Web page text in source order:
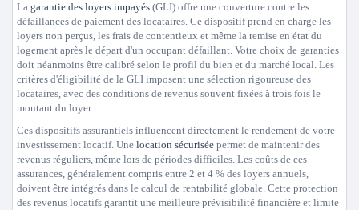
La garantie des loyers impayés (GLI) offre une couverture contre les
défaillances de paiement des locataires. Ce dispositif prend en charge les
loyers non perçus, les frais de contentieux et même la remise en état du
logement après le départ d'un occupant défaillant. Votre choix de garanties
doit néanmoins être calibré selon le profil du bien et du marché local. Les
critères d'éligibilité de la GLI imposent une sélection rigoureuse des
locataires, avec des conditions de revenus souvent fixées à trois fois le
montant du loyer.
Ces dispositifs assurantiels influencent directement le rendement de votre
investissement locatif. Une location sécurisée permet de maintenir des
revenus réguliers, même lors de périodes difficiles. Les coûts de ces
assurances, généralement compris entre 2 et 4 % des loyers annuels,
doivent être intégrés dans le calcul de rentabilité globale. Cette protection
des revenus locatifs garantit une meilleure prévisibilité financière et limite